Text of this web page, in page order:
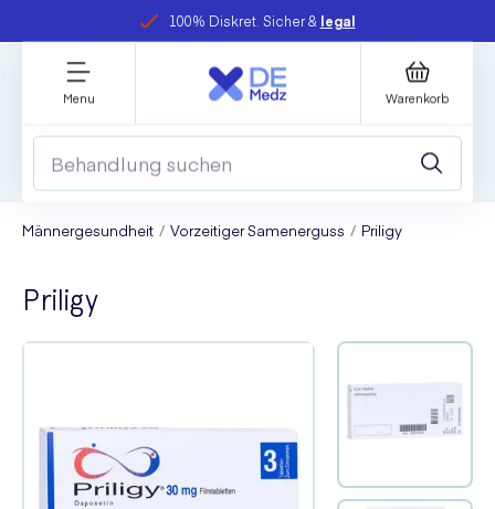
100% Diskret. Sicher & legal
Menu Warenkorb
Männergesundheit Vorzeitiger Samenerguss Priligy
Priligy